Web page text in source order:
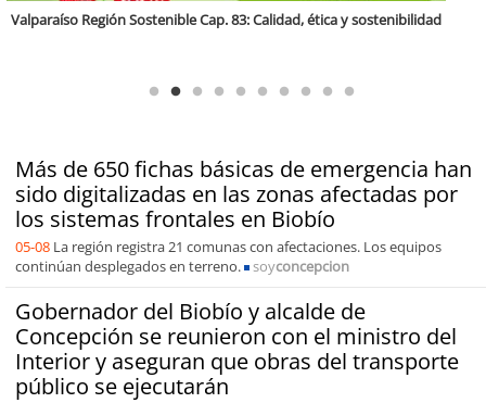
Más de 650 fichas básicas de emergencia han
sido digitalizadas en las zonas afectadas por
los sistemas frontales en Biobío
05-08 La región registra 21 comunas con afectaciones. Los equipos
continúan desplegados en terreno.
soyconcepcion
Gobernador del Biobío y alcalde de
Concepción se reunieron con el ministro del
Interior y aseguran que obras del transporte
público se ejecutarán